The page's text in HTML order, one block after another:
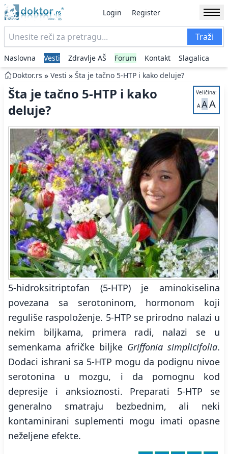
Login Register
Traži
Naslovna Vesti Zdravlje AŠ Forum Kontakt
Slagalica
Doktor.rs » Vesti » Šta je tačno 5-HTP i kako deluje?
Veličina:
A AA
Šta je tačno 5-HTP i kako
deluje?
5-hidroksitriptofan (5-HTP) je aminokiselina
povezana sa serotoninom, hormonom koji
reguliše raspoloženje. 5-HTP se prirodno nalazi u
nekim biljkama, primera radi, nalazi se u
semenkama afričke biljke Griffonia simplicifolia.
Dodaci ishrani sa 5-HTP mogu da podignu nivoe
serotonina u mozgu, i da pomognu kod
depresije i anksioznosti. Preparati 5-HTP se
generalno smatraju bezbednim, ali neki
kontaminirani suplementi mogu imati opasne
neželjene efekte.